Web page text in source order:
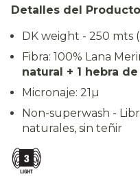
Detalles del Producto
DK weight - 250 mts
Fibra: 100% Lana
natural + 1 hebra
Micronaje: 21µ
Non-superwash -
naturales, sin teñir